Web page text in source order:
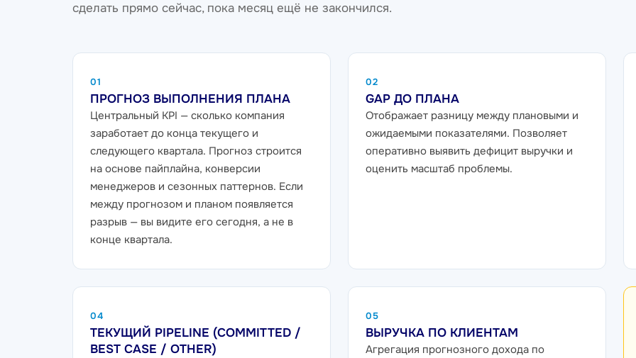
сделать прямо сейчас, пока месяц ещё не закончился.
01
ПРОГНОЗ ВЫПОЛНЕНИЯ ПЛАНА
Центральный KPI — сколько компания
заработает до конца текущего и
следующего квартала. Прогноз строится
на основе пайплайна, конверсии
менеджеров и сезонных паттернов. Если
между прогнозом и планом появляется
разрыв — вы видите его сегодня, а не в
конце квартала.
02
GAP ДО ПЛАНА
Отображает разницу между плановыми и
ожидаемыми показателями. Позволяет
оперативно выявить дефицит выручки и
оценить масштаб проблемы.
04
ТЕКУЩИЙ PIPELINE (COMMITTED /
BEST CASE / OTHER)
05
ВЫРУЧКА ПО КЛИЕНТАМ
Агрегация прогнозного дохода по